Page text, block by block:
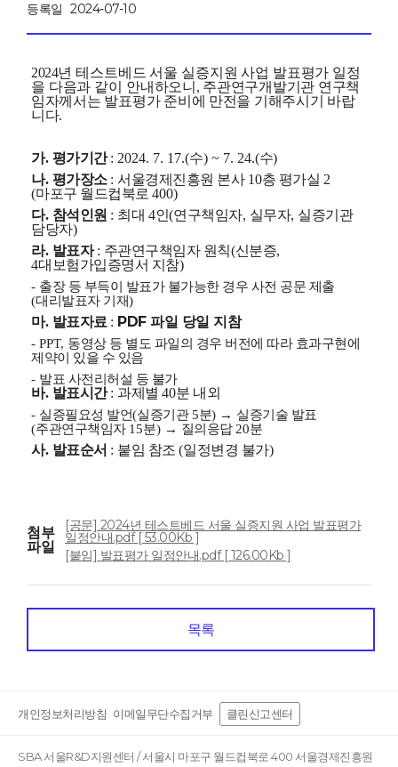
등록일 2024-07-10
2024년 테스트베드 서울 실증지원 사업 발표평가 일정
을 다음과 같이 안내하오니 , 주관연구개발기관 연구책
임자께서는 발표평가 준비에 만전을 기해주시기 바랍
니다.
가. 평가기간 : 2024. 7. 17.(수) ~ 7. 24.(수)
나. 평가장소 : 서울경제진흥원 본사 10층 평가실 2
(마포구 월드컵북로 400)
다. 참석인원 : 최대 4인(연구책임자, 실무자, 실증기관
담당자)
라. 발표자 : 주관연구책임자 원칙(신분증,
4대보험가입증명서 지참)
- 출장 등 부득이 발표가 불가능한 경우 사전 공문 제출
(대리발표자 기재)
마. 발표자료 : PDF 파일 당일 지참
- PPT, 동영상 등 별도 파일의 경우 버전에 따라 효과구현에
제약이 있을 수 있음
- 발표 사전리허설 등 불가
바. 발표시간 : 과제별 40분 내외
- 실증필요성 발언(실증기관5분) → 실증기술 발표
(주관연구책임자 15분) → 질의응답 20분
사. 발표순서 : 붙임 참조 (일정변경 불가)
첨부
파일
[공문] 2024년 테스트베드 서울 실증지원 사업 발표평가
일정안내.pdf [ 53.00Kb ]
[붙임] 발표평가 일정안내.pdf [ 126.00Kb ]
목록
개인정보처리방침 이메일무단수집거부 클린신고센터
SBA 서울R&D지원센터 / 서울시 마포구 월드컵북로 400 서울경제진흥원